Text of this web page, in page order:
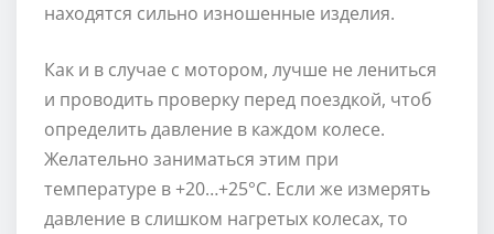
находятся сильно изношенные изделия.
Как и в случае с мотором, лучше не лениться
и проводить проверку перед поездкой, чтоб
определить давление в каждом колесе.
Желательно заниматься этим при
температуре в +20…+25°С. Если же измерять
давление в слишком нагретых колесах, то